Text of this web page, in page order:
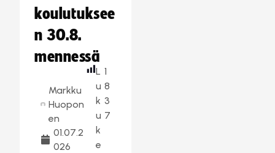
koulutuksee
n 30.8.
mennessä
Markku
Huopon
en
01.07.2
026
L
u
k
u
k
e
1
8
3
7